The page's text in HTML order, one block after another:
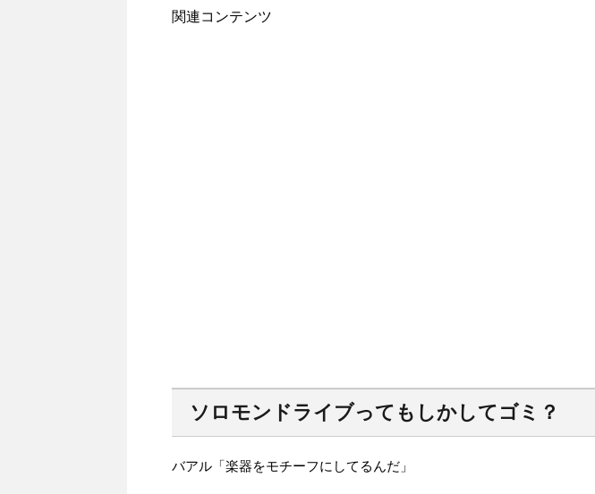
関連コンテンツ
ソロモンドライブってもしかしてゴミ？
バアル「楽器をモチーフにしてるんだ」